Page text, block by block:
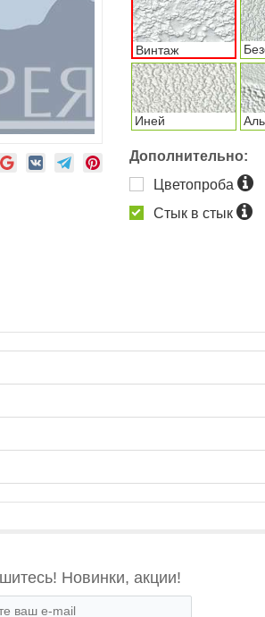
Винтаж
Иней
Дополнительно:
Цветопроба
Стык в стык
Новинки, акции!